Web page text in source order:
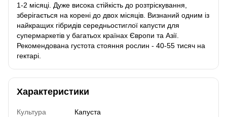
1-2 місяці. Дуже висока стійкість до розтріскування,
зберігається на корені до двох місяців. Визнаний одним із
найкращих гібридів середньостиглої капусти для
супермаркетів у багатьох країнах Європи та Азії.
Рекомендована густота стояння рослин - 40-55 тисяч на
гектарі.
Характеристики
Культура
Капуста